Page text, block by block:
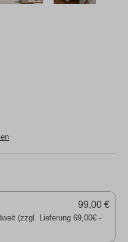
(zzgl. Lieferung 69,00€ -
99,00 €